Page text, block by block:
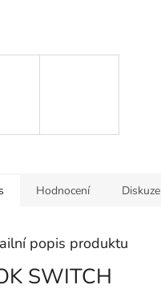
Hodnocení Diskuze
popis produktu
SWITCH